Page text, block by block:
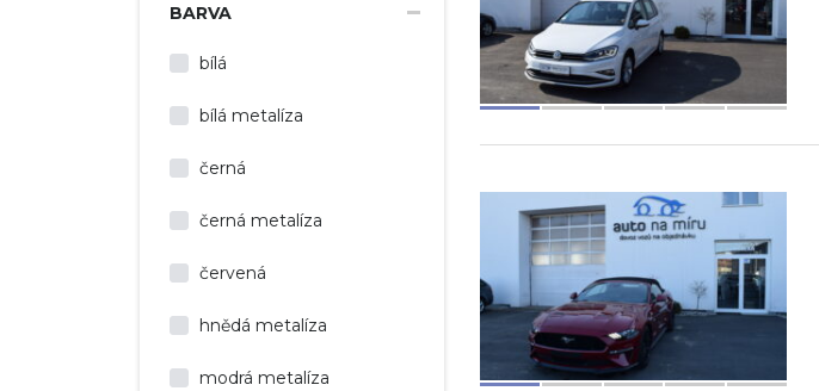
BARVA
bílá
bílá metalíza
černá
černá metalíza
červená
hnědá metalíza
modrá metalíza